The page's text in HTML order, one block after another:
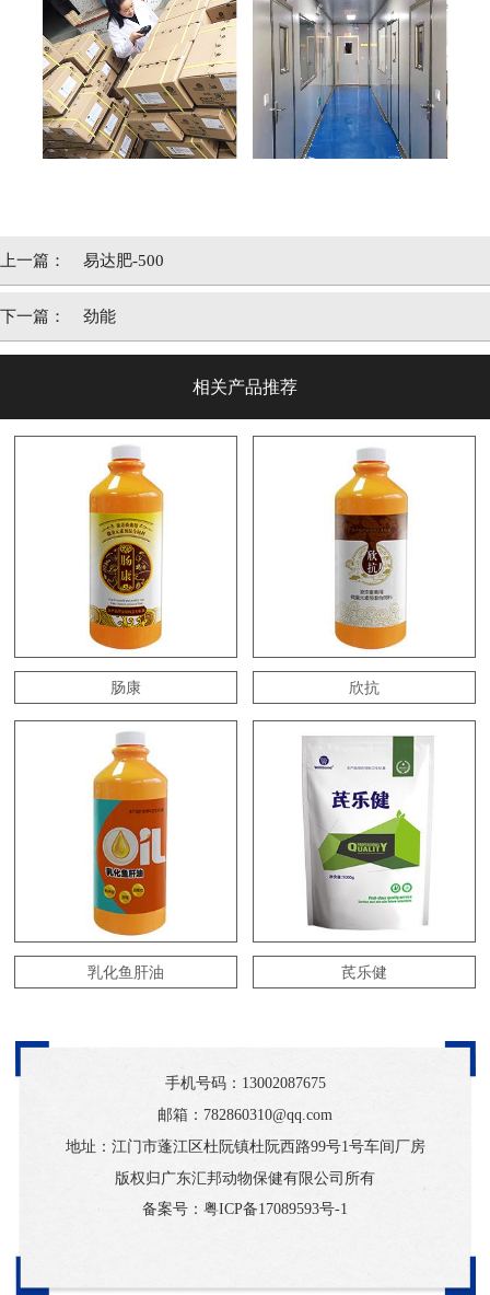
上一篇： 易达肥-500
下一篇： 劲能
相关产品推荐
肠康 欣抗
乳化鱼肝油 芪乐健
手机号码： 13002087675
邮箱：782860310@qq.com
地址：江门市蓬江区杜阮镇杜阮西路99号1号车间厂房
版权归广东汇邦动物保健有限公司所有
备案号： 粤ICP备17089593号-1